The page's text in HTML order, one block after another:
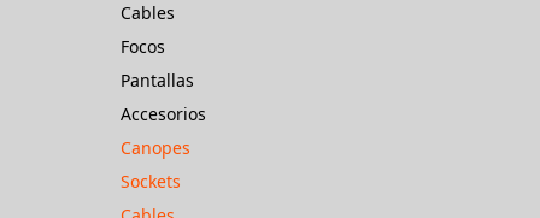
Cables
Focos
Pantallas
Accesorios
Canopes
Sockets